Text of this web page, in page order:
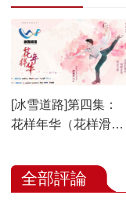
[冰雪道路]第四集：
花样年华（花样滑
00:25:00
全部評論